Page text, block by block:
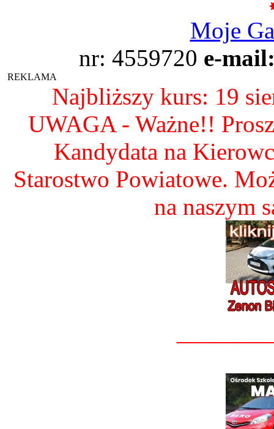
Moje
nr: 4559720 e-
REKLAMA
Najbliższy kurs: 19
UWAGA - Ważne!!
Kandydata na
Starostwo Powiatowe.
na naszym